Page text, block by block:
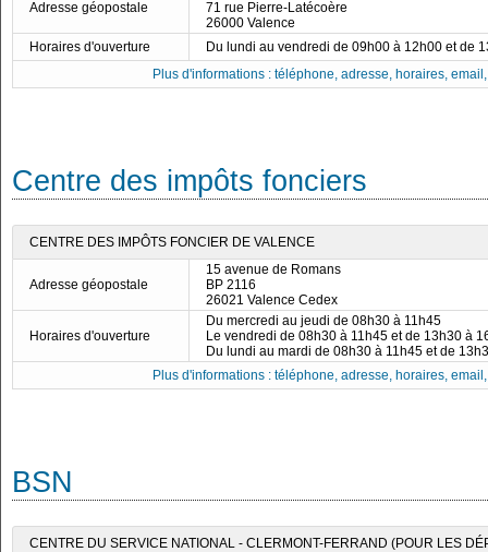
Adresse géopostale
71 rue Pierre-Latécoère
26000 Valence
Horaires d'ouverture
Du lundi au vendredi de 09h00 à 12h00 et de
Plus d'informations : téléphone, adresse, horaires,
Centre des impôts fonciers
CENTRE DES IMPÔTS FONCIER DE VALENCE
Adresse géopostale
15 avenue de Romans
BP 2116
26021 Valence Cedex
Horaires d'ouverture
Du mercredi au jeudi de 08h30 à 11h45
Le vendredi de 08h30 à 11h45 et de 13h30 à
Du lundi au mardi de 08h30 à 11h45 et de
Plus d'informations : téléphone, adresse, horaires,
BSN
CENTRE DU SERVICE NATIONAL - CLERMONT-FERRAND (POUR LES